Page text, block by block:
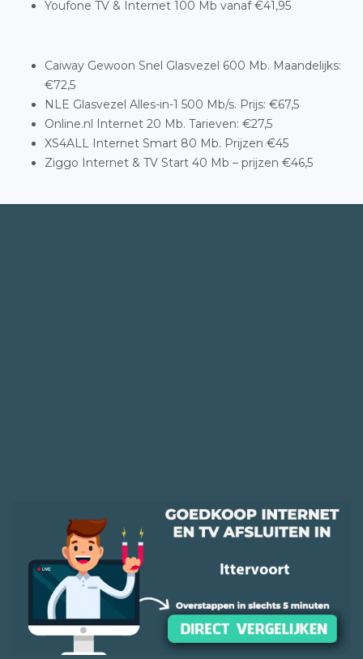
Youfone TV & Internet 100 Mb vanaf €41,95
Caiway Gewoon Snel Glasvezel 600 Mb. Maandelijks:
€72,5
NLE Glasvezel Alles-in-1 500 Mb/s. Prijs: €67,5
Online.nl Internet 20 Mb. Tarieven: €27,5
XS4ALL Internet Smart 80 Mb. Prijzen €45
Ziggo Internet & TV Start 40 Mb – prijzen €46,5